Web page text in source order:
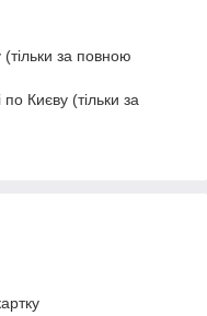
за повною
Києву (тільки за